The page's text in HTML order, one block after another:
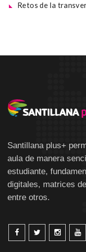
Retos de la
Santillana plus+
aula de manera
estudiante,
digitales, matrices
entre otros.